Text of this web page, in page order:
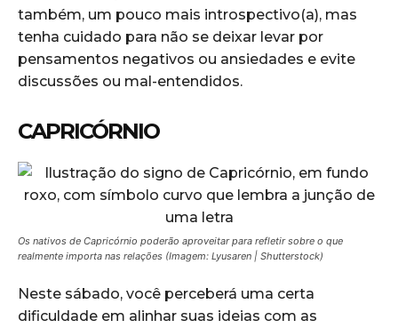
também, um pouco mais introspectivo(a), mas
tenha cuidado para não se deixar levar por
pensamentos negativos ou ansiedades e evite
discussões ou mal-entendidos.
CAPRICÓRNIO
Os nativos de Capricórnio poderão aproveitar para refletir sobre o que
realmente importa nas relações (Imagem: Lyusaren | Shutterstock)
Neste sábado, você perceberá uma certa
dificuldade em alinhar suas ideias com as